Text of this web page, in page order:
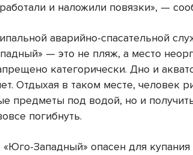
и наложили повязки», —
аварийно-спасательной
— это не пляж, а место
категорически. Дно и
Отдыхая в таком месте, человек
предметы под водой, но и
погибнуть.
«Юго-Западный» опасен для